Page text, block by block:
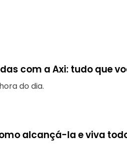
com a Axi: tudo que
do dia.
alcançá-la e viva